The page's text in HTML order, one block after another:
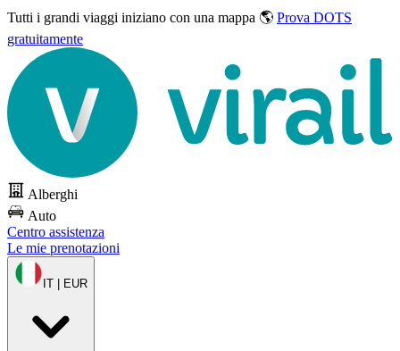
Tutti i grandi viaggi iniziano con una mappa 🌎 Prova DOTS
gratuitamente
Alberghi
Auto
Centro assistenza
Le mie prenotazioni
IT | EUR